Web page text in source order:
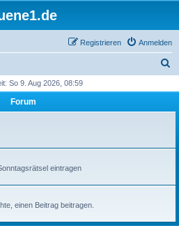
Anmelden
Registrieren
h
So 9. Aug 2026, 08:59
Forum
eintragen
einen Beitrag beitragen.